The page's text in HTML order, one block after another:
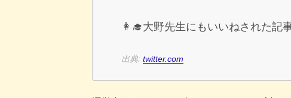
👩‍🎓大野先生にもいいねされた記
出典: twitter.com